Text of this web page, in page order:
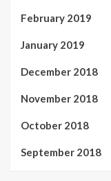
February 2019
January 2019
December 2018
November 2018
October 2018
September 2018